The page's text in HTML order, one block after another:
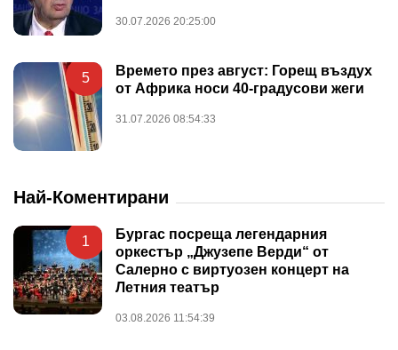
30.07.2026 20:25:00
5
Времето през август: Горещ въздух
от Африка носи 40-градусови жеги
31.07.2026 08:54:33
Най-Коментирани
1
Бургас посреща легендарния
оркестър „Джузепе Верди“ от
Салерно с виртуозен концерт на
Летния театър
03.08.2026 11:54:39